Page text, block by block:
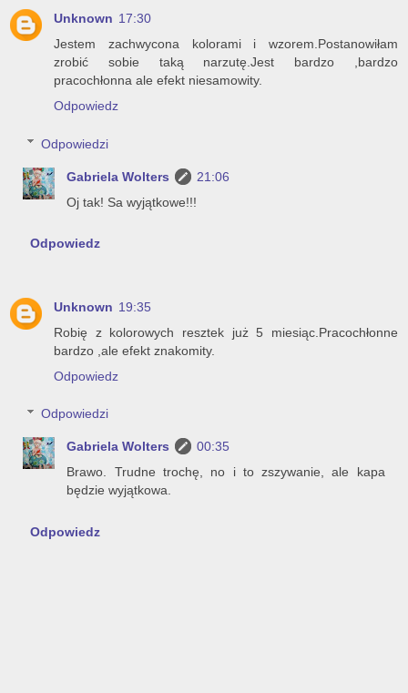
Unknown 17:30
Jestem zachwycona kolorami i wzorem.Postanowiłam
zrobić sobie taką narzutę.Jest bardzo ,bardzo
pracochłonna ale efekt niesamowity.
Odpowiedz
Odpowiedzi
Gabriela Wolters
21:06
Oj tak! Sa wyjątkowe!!!
Odpowiedz
Unknown 19:35
Robię z kolorowych resztek już 5 miesiąc.Pracochłonne
bardzo ,ale efekt znakomity.
Odpowiedz
Odpowiedzi
Gabriela Wolters
00:35
Brawo. Trudne trochę, no i to zszywanie, ale kapa
będzie wyjątkowa.
Odpowiedz